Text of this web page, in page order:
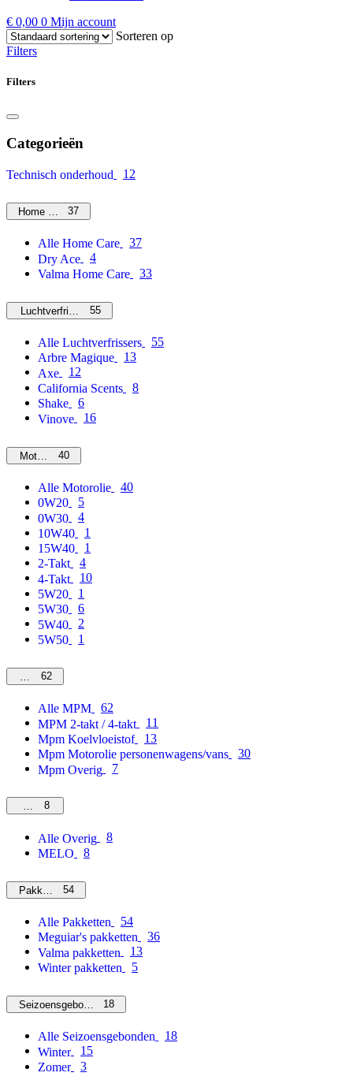
€ 0,00 0 Mijn account
Sorteren op
Filters
Filters
Categorieën
Technisch onderhoud 12
Home Care37
Alle Home Care
37
Dry Ace
4
Valma Home Care
33
Luchtverfrissers55
Alle Luchtverfrissers
55
Arbre Magique
13
Axe
12
California Scents
8
Shake
6
Vinove
16
Motorolie40
Alle Motorolie
40
0W20
5
0W30
4
10W40
1
15W40
1
2-Takt
4
4-Takt
10
5W20
1
5W30
6
5W40
2
5W50
1
MPM62
Alle MPM
62
MPM 2-takt / 4-takt
11
Mpm Koelvloeistof
13
Mpm Motorolie personenwagens/vans
30
Mpm Overig
7
Overig
8
Alle Overig
8
MELO
8
Pakketten54
Alle Pakketten
54
Meguiar's pakketten
36
Valma pakketten
13
Winter pakketten
5
Seizoensgebonden18
Alle Seizoensgebonden
18
Winter
15
Zomer
3